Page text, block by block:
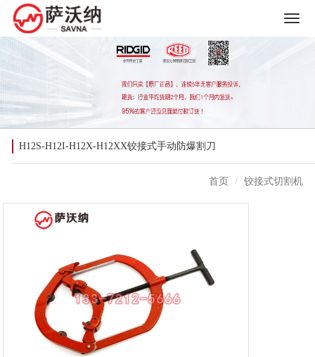
H12S-H12I-H12X-H12XX铰接式手动防爆割刀
首页 铰接式切割机